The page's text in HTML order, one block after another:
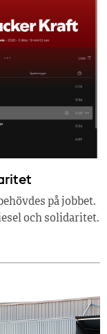
på jobbet.
och solidaritet.